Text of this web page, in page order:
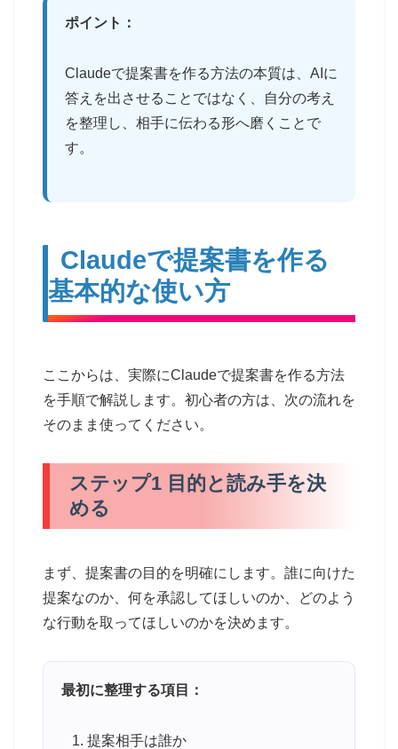
ポイント：
Claudeで提案書を作る方法の本質は、AIに
答えを出させることではなく、自分の考え
を整理し、相手に伝わる形へ磨くことで
す。
Claudeで提案書を作る
基本的な使い方
ここからは、実際にClaudeで提案書を作る方法
を手順で解説します。初心者の方は、次の流れを
そのまま使ってください。
ステップ1 目的と読み手を決
める
まず、提案書の目的を明確にします。誰に向けた
提案なのか、何を承認してほしいのか、どのよう
な行動を取ってほしいのかを決めます。
最初に整理する項目：
提案相手は誰か